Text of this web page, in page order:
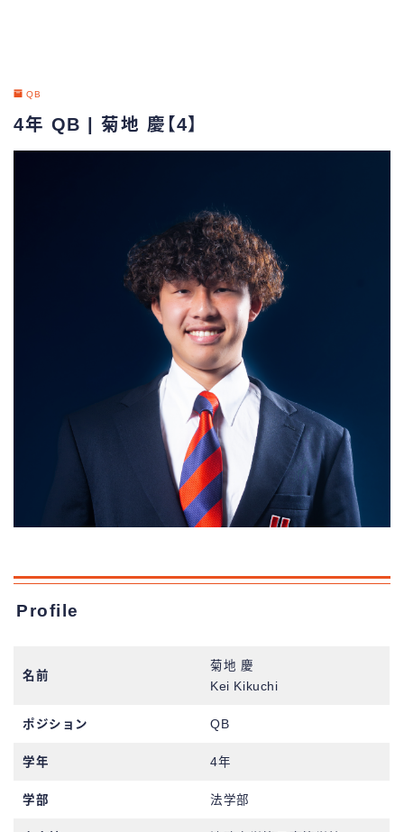
QB
4年 QB | 菊地 慶【4】
Profile
名前
菊地 慶
Kei Kikuchi
ポジション QB
学年 4年
学部 法学部